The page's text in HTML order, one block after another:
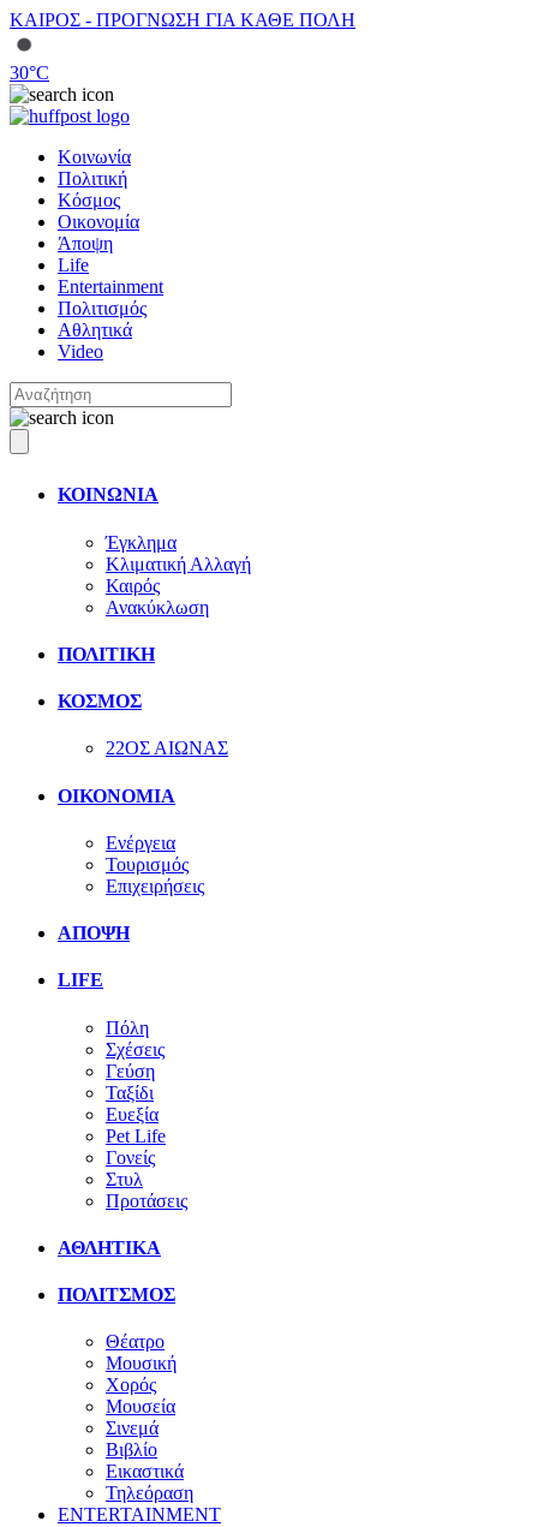
ΚΑΙΡΟΣ - ΠΡΟΓΝΩΣΗ ΓΙΑ ΚΑΘΕ ΠΟΛΗ
30°C
Κοινωνία
Πολιτική
Κόσμος
Οικονομία
Άποψη
Life
Entertainment
Πολιτισμός
Αθλητικά
Video
ΚΟΙΝΩΝΙΑ
Έγκλημα
Κλιματική Αλλαγή
Καιρός
Ανακύκλωση
ΠΟΛΙΤΙΚΗ
ΚΟΣΜΟΣ
22ΟΣ ΑΙΩΝΑΣ
ΟΙΚΟΝΟΜΙΑ
Ενέργεια
Τουρισμός
Επιχειρήσεις
ΑΠΟΨΗ
LIFE
Πόλη
Σχέσεις
Γεύση
Ταξίδι
Ευεξία
Pet Life
Γονείς
Στυλ
Προτάσεις
ΑΘΛΗΤΙΚΑ
ΠΟΛΙΤΣΜΟΣ
Θέατρο
Μουσική
Χορός
Μουσεία
Σινεμά
Βιβλίο
Εικαστικά
Τηλεόραση
ENTERTAINMENT